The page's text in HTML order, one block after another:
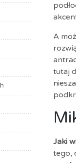
A
tutaj
Jaki
tego,